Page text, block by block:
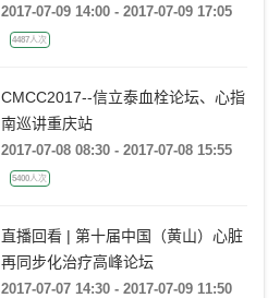
2017-07-09 14:00 - 2017-07-09 17:05
4487人次
CMCC2017--信立泰血栓论坛、心指
南巡讲重庆站
2017-07-08 08:30 - 2017-07-08 15:55
5400人次
直播回看 | 第十届中国（黄山）心脏
再同步化治疗高峰论坛
2017-07-07 14:30 - 2017-07-09 11:50